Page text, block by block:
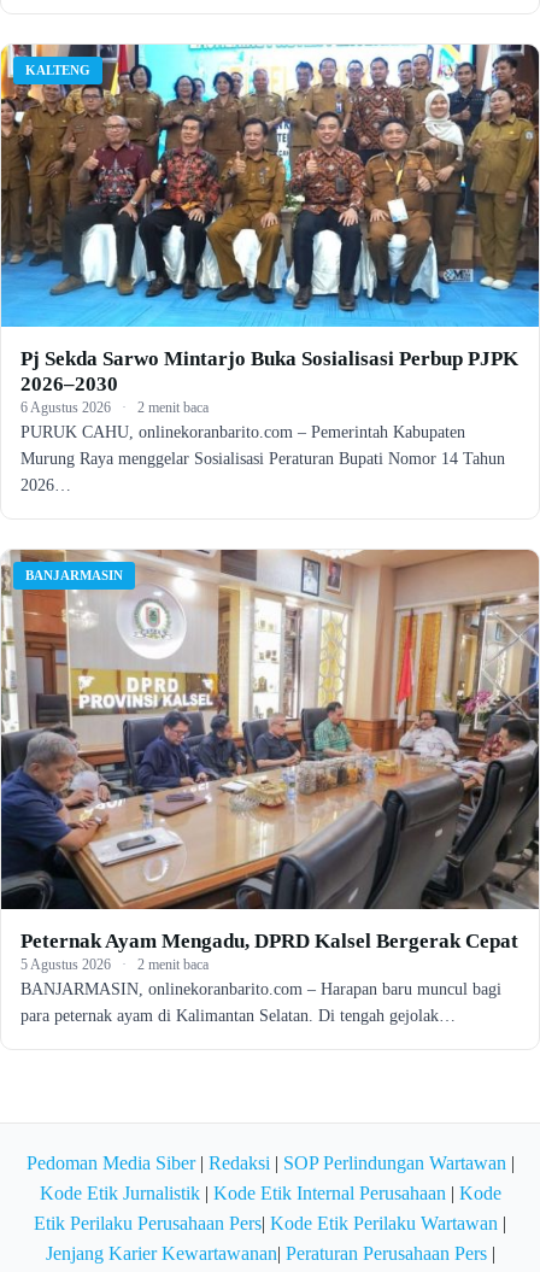
KALTENG
Pj Sekda Sarwo Mintarjo Buka Sosialisasi Perbup PJPK
2026–2030
6 Agustus 2026 · 2 menit baca
PURUK CAHU, onlinekoranbarito.com – Pemerintah Kabupaten
Murung Raya menggelar Sosialisasi Peraturan Bupati Nomor 14 Tahun
2026…
BANJARMASIN
Peternak Ayam Mengadu, DPRD Kalsel Bergerak Cepat
5 Agustus 2026 · 2 menit baca
BANJARMASIN, onlinekoranbarito.com – Harapan baru muncul bagi
para peternak ayam di Kalimantan Selatan. Di tengah gejolak…
Pedoman Media Siber| Redaksi | SOP Perlindungan Wartawan |
Kode Etik Jurnalistik| Kode Etik Internal Perusahaan | Kode
Etik Perilaku Perusahaan Pers| Kode Etik Perilaku Wartawan |
Jenjang Karier Kewartawanan| Peraturan Perusahaan Pers|